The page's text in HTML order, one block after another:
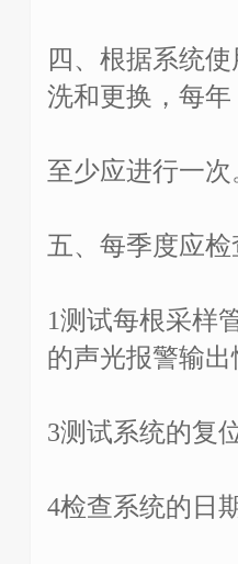
四、根据系统
洗和更换，每年
至少应进行一次
五、每季度应
1测试每根采样
的声光报警输
3测试系统的复
4检查系统的日